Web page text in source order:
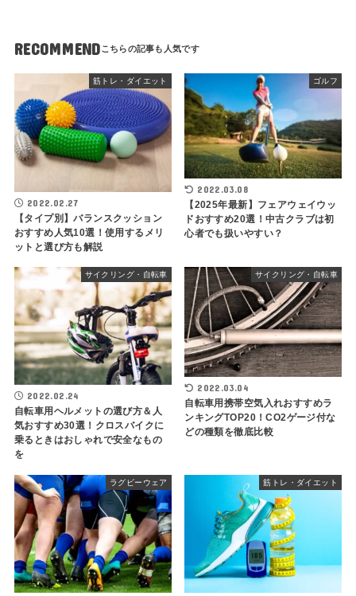
RECOMMEND
筋トレ・ダイエット
2022.02.27
【タイプ別】バランスクッション
おすすめ人気10選！使用するメリ
ットと選び方も解説
ゴルフ
2022.03.08
【2025年最新】フェアウェイウッ
ドおすすめ20選！中古クラブは初
心者でも扱いやすい？
サイクリング・自転車
2022.02.24
自転車用ヘルメットの選び方＆人
気おすすめ30選！クロスバイクに
乗るときはおしゃれで安全なもの
を
サイクリング・自転車
2022.03.04
自転車用携帯空気入れおすすめラ
ンキングTOP20！CO2ゲージ付な
どの種類を徹底比較
ラグビーウェア 筋トレ・ダイエット